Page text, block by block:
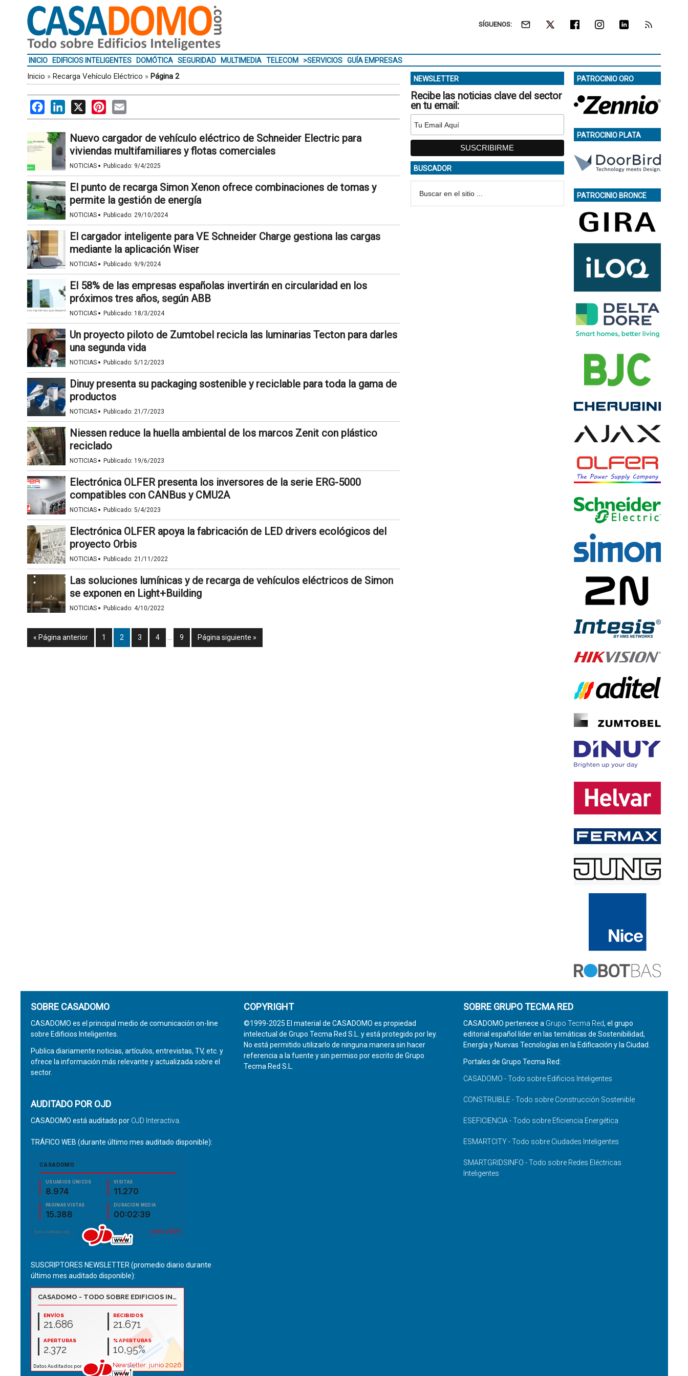
SÍGUENOS:
INICIO EDIFICIOS INTELIGENTES DOMÓTICA SEGURIDAD MULTIMEDIA TELECOM >SERVICIOS GUÍA EMPRESAS
Inicio » Recarga Vehículo Eléctrico » Página 2
FacebookLinkedIn
X PinterestEmail
Nuevo cargador de vehículo eléctrico de Schneider Electric para
viviendas multifamiliares y flotas comerciales
NOTICIAS · Publicado: 9/4/2025
El punto de recarga Simon Xenon ofrece combinaciones de tomas y
permite la gestión de energía
NOTICIAS · Publicado: 29/10/2024
El cargador inteligente para VE Schneider Charge gestiona las cargas
mediante la aplicación Wiser
NOTICIAS · Publicado: 9/9/2024
El 58% de las empresas españolas invertirán en circularidad en los
próximos tres años, según ABB
NOTICIAS · Publicado: 18/3/2024
Un proyecto piloto de Zumtobel recicla las luminarias Tecton para darles
una segunda vida
NOTICIAS · Publicado: 5/12/2023
Dinuy presenta su packaging sostenible y reciclable para toda la gama de
productos
NOTICIAS · Publicado: 21/7/2023
Niessen reduce la huella ambiental de los marcos Zenit con plástico
reciclado
NOTICIAS · Publicado: 19/6/2023
Electrónica OLFER presenta los inversores de la serie ERG-5000
compatibles con CANBus y CMU2A
NOTICIAS · Publicado: 5/4/2023
Electrónica OLFER apoya la fabricación de LED drivers ecológicos del
proyecto Orbis
NOTICIAS · Publicado: 21/11/2022
Las soluciones lumínicas y de recarga de vehículos eléctricos de Simon
se exponen en Light+Building
NOTICIAS · Publicado: 4/10/2022
« Página anterior 1 2 3 4 9 Página siguiente »
NEWSLETTER
Recibe las noticias clave del sector
en tu email:
BUSCADOR
PATROCINIO ORO
PATROCINIO PLATA
PATROCINIO BRONCE
SOBRE CASADOMO
CASADOMO es el principal medio de comunicación on-line
sobre Edificios Inteligentes.
Publica diariamente noticias, artículos, entrevistas, TV, etc. y
ofrece la información más relevante y actualizada sobre el
sector.
AUDITADO POR OJD
CASADOMO está auditado por OJD Interactiva
TRÁFICO WEB (durante último mes auditado disponible):
SUSCRIPTORES NEWSLETTER (promedio diario durante
último mes auditado disponible):
COPYRIGHT
©1999-2025 El material de CASADOMO es propiedad
intelectual de Grupo Tecma Red S.L. y está protegido por ley.
No está permitido utilizarlo de ninguna manera sin hacer
referencia a la fuente y sin permiso por escrito de Grupo
Tecma Red S.L.
SOBRE GRUPO TECMA RED
CASADOMO pertenece a Grupo Tecma Red, el grupo
editorial español líder en las temáticas de Sostenibilidad,
Energía y Nuevas Tecnologías en la Edificación y la Ciudad.
Portales de Grupo Tecma Red:
CASADOMO - Todo sobre Edificios Inteligentes
CONSTRUIBLE - Todo sobre Construcción Sostenible
ESEFICIENCIA - Todo sobre Eficiencia Energética
ESMARTCITY - Todo sobre Ciudades Inteligentes
SMARTGRIDSINFO - Todo sobre Redes Eléctricas
Inteligentes